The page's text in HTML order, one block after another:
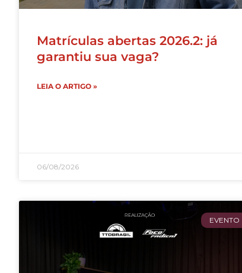
Matrículas abertas 2026.2: já
garantiu sua vaga?
LEIA O ARTIGO »
06/08/2026
EVENTO